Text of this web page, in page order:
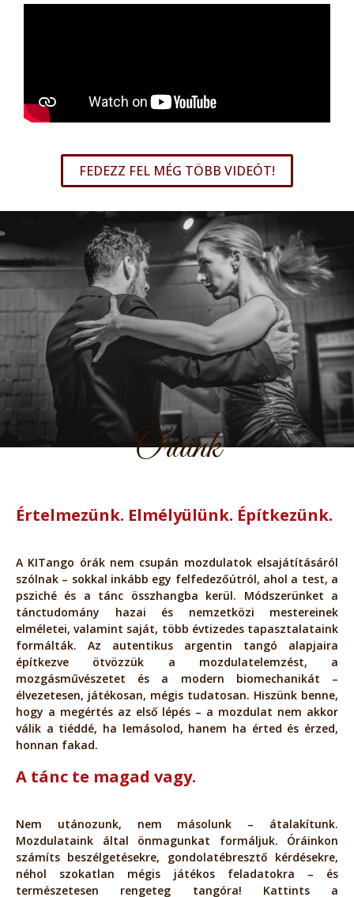
FEDEZZ FEL MÉG TÖBB VIDEÓT!
Óráink
Értelmezünk. Elmélyülünk. Építkezünk.
A KITango órák nem csupán mozdulatok elsajátításáról
szólnak – sokkal inkább egy felfedezőútról, ahol a test, a
psziché és a tánc összhangba kerül. Módszerünket a
tánctudomány hazai és nemzetközi mestereinek
elméletei, valamint saját, több évtizedes tapasztalataink
formálták. Az autentikus argentin tangó alapjaira
építkezve ötvözzük a mozdulatelemzést, a
mozgásművészetet és a modern biomechanikát –
élvezetesen, játékosan, mégis tudatosan. Hiszünk benne,
hogy a megértés az első lépés – a mozdulat nem akkor
válik a tiéddé, ha lemásolod, hanem ha érted és érzed,
honnan fakad.
A tánc te magad vagy.
Nem utánozunk, nem másolunk – átalakítunk.
Mozdulataink által önmagunkat formáljuk. Óráinkon
számíts beszélgetésekre, gondolatébresztő kérdésekre,
néhol szokatlan mégis játékos feladatokra – és
természetesen rengeteg tangóra! Kattints a